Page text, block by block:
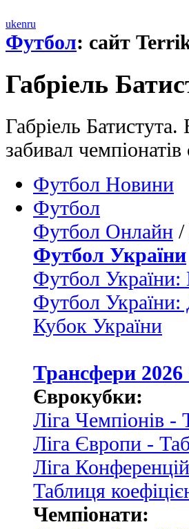
ukenru
Футбол: сайт
Габрieль
Габрieль
забивал чемпіонатів
Футбол Новини
Футбол
Футбол Онлайн /
Футбол України
Футбол України:
Футбол України:
Кубок України
Трансфери 2026
Єврокубки:
Ліга Чемпіонів -
Ліга Європи -
Ліга
Таблиця
Чемпіонати: